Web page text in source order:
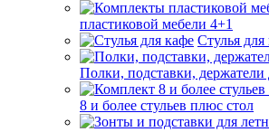
пластиковой мебели 4+1
Стулья для
Полки, подставки, держатели
8 и более стульев плюс стол